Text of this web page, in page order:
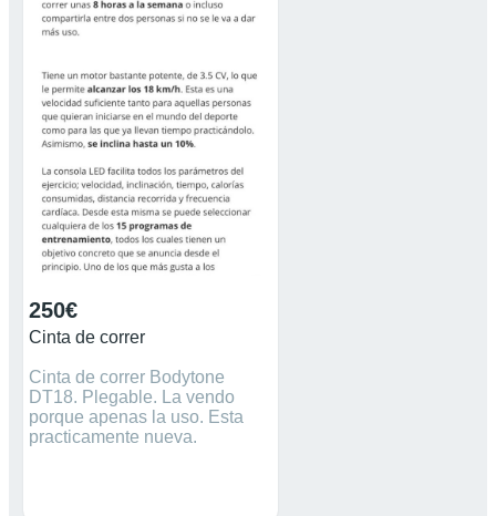
250€
Cinta de correr
Cinta de correr Bodytone
DT18. Plegable. La vendo
porque apenas la uso. Esta
practicamente nueva.